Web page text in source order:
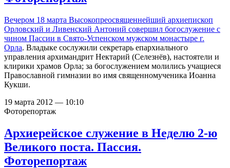
Вечером 18 марта Высокопреосвященнейший архиепископ
Орловский и Ливенский Антоний совершил богослужение с
чином Пассии в Свято-Успенском мужском монастыре г.
Орла. Владыке сослужили секретарь епархиального
управления архимандрит Нектарий (Селезнёв), настоятели и
клирики храмов Орла; за богослужением молились учащиеся
Православной гимназии во имя священномученика Иоанна
Кукши.
19 марта 2012 — 10:10
Фоторепортаж
Архиерейское служение в Неделю 2-ю
Великого поста. Пассия.
Фоторепортаж